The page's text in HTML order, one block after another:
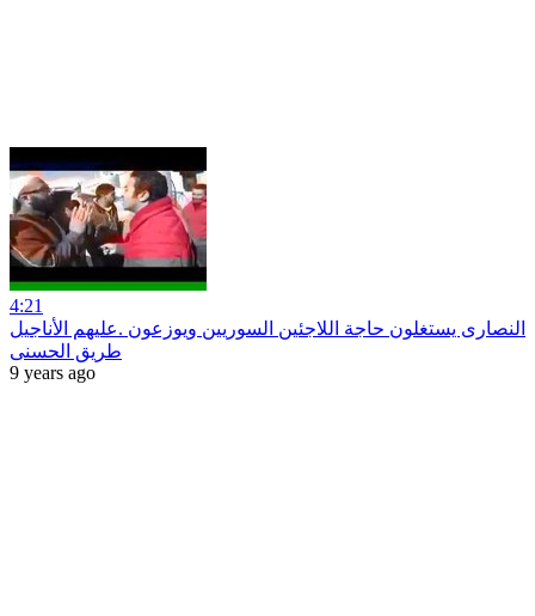
4:21
النصارى يستغلون حاجة اللاجئين السوريين ويوزعون .عليهم الأناجيل
طريق الحسنى
9 years ago